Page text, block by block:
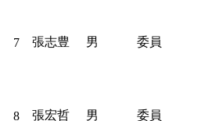
7 張志豊 男 委員
8 張宏哲 男 委員